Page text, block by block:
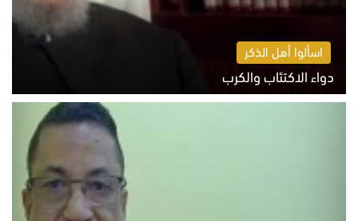
اسألوا أهل الذكر
دواء الاكتئاب والكرب
السبت 8 أغسطس 2026 10:54 ص